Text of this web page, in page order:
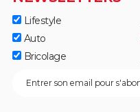
Lifestyle
Auto
Bricolage